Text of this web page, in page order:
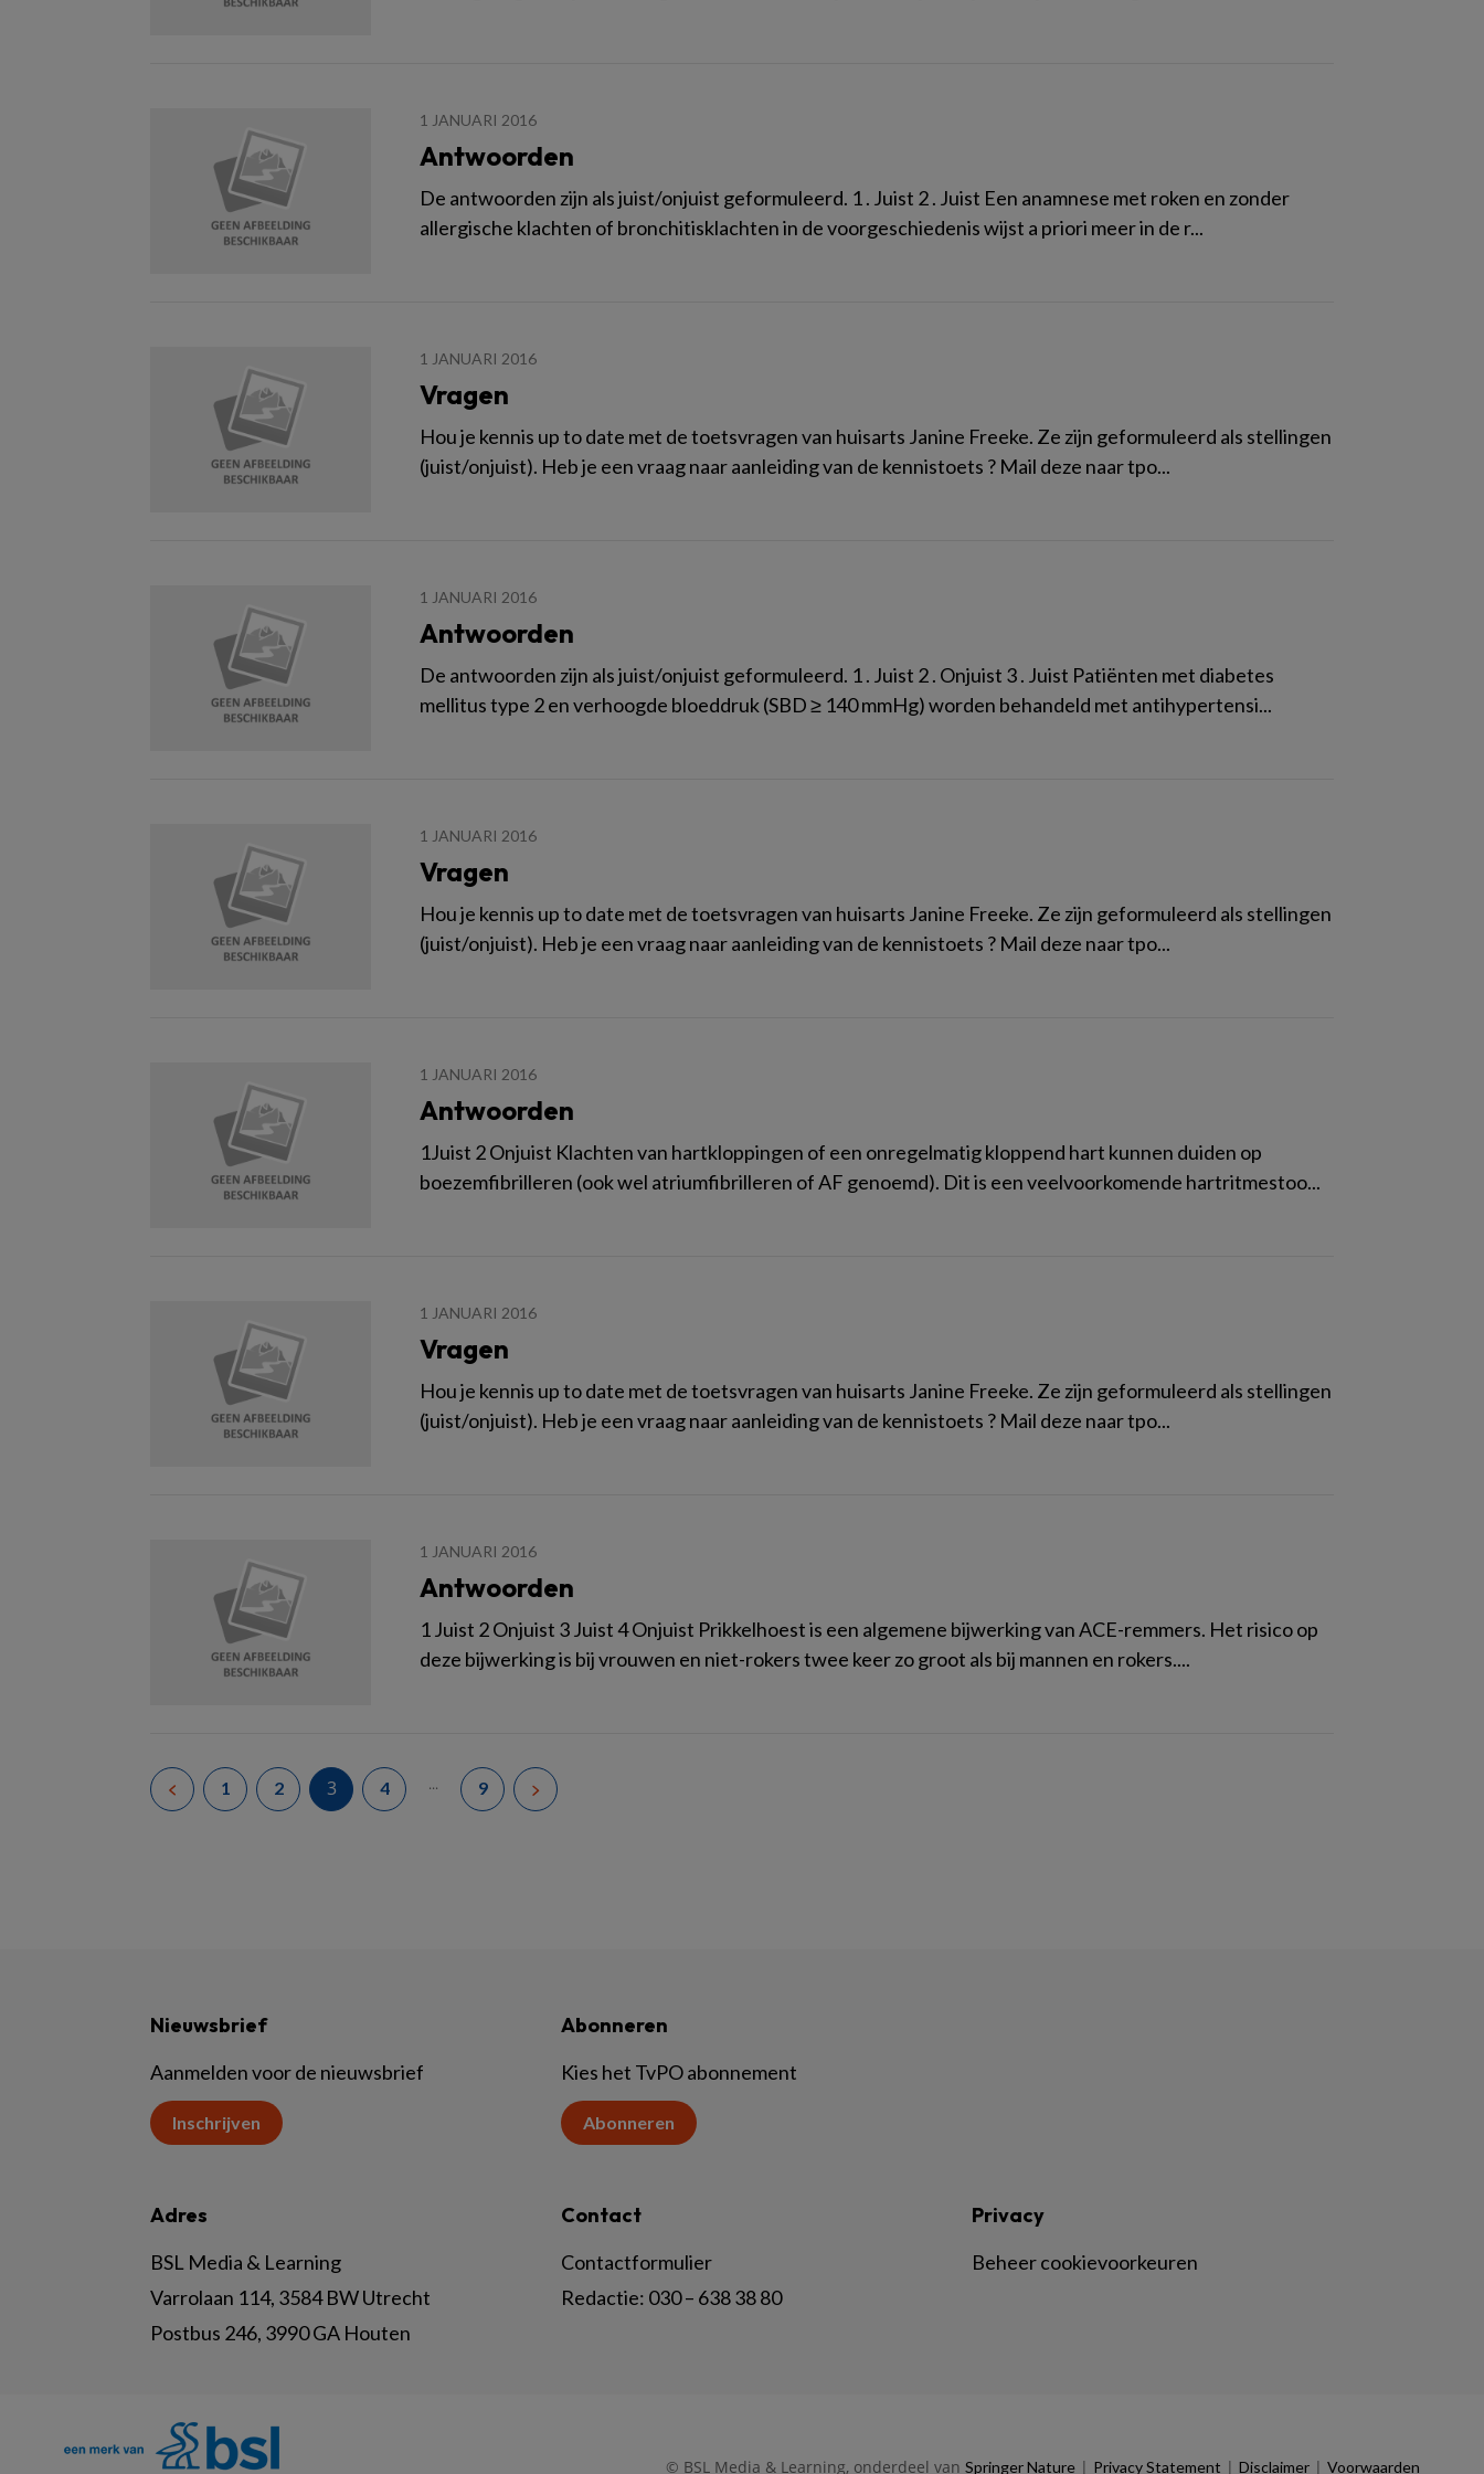
1 JANUARI 2016
Antwoorden
De antwoorden zijn als juist/onjuist geformuleerd. 1 . Juist 2 . Juist Een anamnese met roken en zonder
allergische klachten of bronchitisklachten in de voorgeschiedenis wijst a priori meer in de r...
1 JANUARI 2016
Vragen
Hou je kennis up to date met de toetsvragen van huisarts Janine Freeke. Ze zijn geformuleerd als stellingen
(juist/onjuist). Heb je een vraag naar aanleiding van de kennistoets ? Mail deze naar tpo...
1 JANUARI 2016
Antwoorden
De antwoorden zijn als juist/onjuist geformuleerd. 1 . Juist 2 . Onjuist 3 . Juist Patiënten met diabetes
mellitus type 2 en verhoogde bloeddruk (SBD ≥ 140 mmHg) worden behandeld met antihypertensi...
1 JANUARI 2016
Vragen
Hou je kennis up to date met de toetsvragen van huisarts Janine Freeke. Ze zijn geformuleerd als stellingen
(juist/onjuist). Heb je een vraag naar aanleiding van de kennistoets ? Mail deze naar tpo...
1 JANUARI 2016
Antwoorden
1Juist 2 Onjuist Klachten van hartkloppingen of een onregelmatig kloppend hart kunnen duiden op
boezemfibrilleren (ook wel atriumfibrilleren of AF genoemd). Dit is een veelvoorkomende hartritmestoo...
1 JANUARI 2016
Vragen
Hou je kennis up to date met de toetsvragen van huisarts Janine Freeke. Ze zijn geformuleerd als stellingen
(juist/onjuist). Heb je een vraag naar aanleiding van de kennistoets ? Mail deze naar tpo...
1 JANUARI 2016
Antwoorden
1 Juist 2 Onjuist 3 Juist 4 Onjuist Prikkelhoest is een algemene bijwerking van ACE-remmers. Het risico op
deze bijwerking is bij vrouwen en niet-rokers twee keer zo groot als bij mannen en rokers....
1 2 3 4 ... 9
Nieuwsbrief
Aanmelden voor de nieuwsbrief
Inschrijven
Abonneren
Kies het TvPO abonnement
Abonneren
Adres
BSL Media & Learning
Varrolaan 114, 3584 BW Utrecht
Postbus 246, 3990 GA Houten
Contact
Contactformulier
Redactie: 030 – 638 38 80
Privacy
Beheer cookievoorkeuren
© BSL Media & Learning, onderdeel van Springer Nature | Privacy Statement | Disclaimer | Voorwaarden